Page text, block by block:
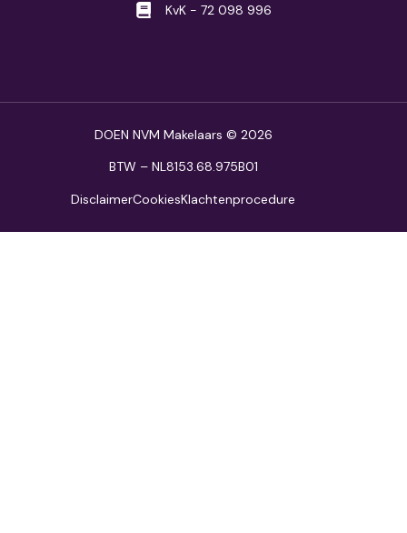
KvK - 72 098 996
DOEN NVM Makelaars © 2026
BTW – NL8153.68.975B01
DisclaimerCookiesKlachtenprocedure